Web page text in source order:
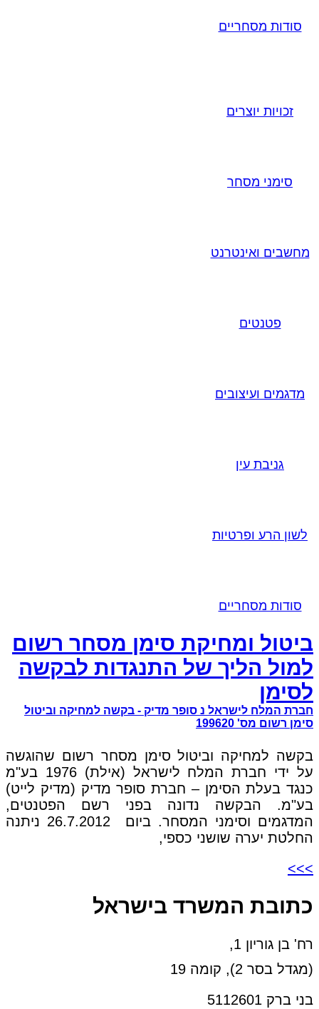
סודות מסחריים
זכויות יוצרים
סימני מסחר
מחשבים ואינטרנט
פטנטים
מדגמים ועיצובים
גניבת עין
לשון הרע ופרטיות
סודות מסחריים
ביטול ומחיקת סימן מסחר רשום
למול הליך של התנגדות לבקשה
לסימן
חברת המלח לישראל נ סופר מדיק - בקשה למחיקה וביטול
סימן רשום מס' 199620
בקשה למחיקה וביטול סימן מסחר רשום שהוגשה
על ידי חברת המלח לישראל (אילת) 1976 בע"מ
כנגד בעלת הסימן – חברת סופר מדיק (מדיק לייט)
בע"מ. הבקשה נדונה בפני רשם הפטנטים,
המדגמים וסימני המסחר. ביום 26.7.2012 ניתנה
החלטת יערה שושני כספי,
>>>
כתובת המשרד בישראל
רח' בן גוריון 1,
(מגדל בסר 2), קומה 19
בני ברק 5112601